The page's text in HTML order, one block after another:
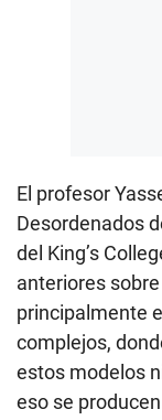
El profesor
Desordenados
del King’s
anteriores
principalmente
complejos,
estos modelos
eso se